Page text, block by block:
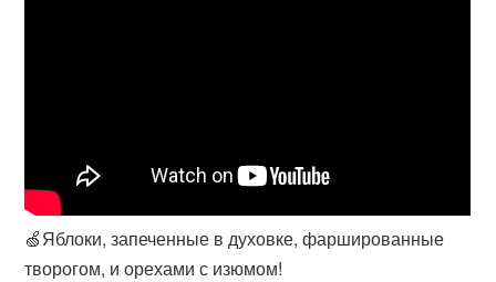
🍏Яблоки, запеченные в духовке, фаршированные
творогом, и орехами с изюмом!